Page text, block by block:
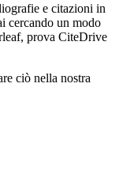
e citazioni in
cercando un modo
prova CiteDrive
ciò nella nostra